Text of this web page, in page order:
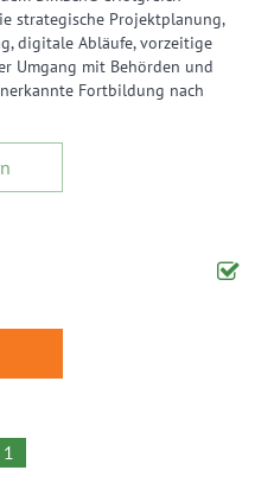
strategische Projektplanung,
digitale Abläufe, vorzeitige
Umgang mit Behörden und
Fortbildung nach
1